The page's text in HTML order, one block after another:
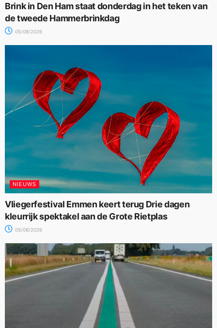
Brink in Den Ham staat donderdag in het teken van
de tweede Hammerbrinkdag
05/08/2026
NIEUWS
Vliegerfestival Emmen keert terug Drie dagen
kleurrijk spektakel aan de Grote Rietplas
05/08/2026